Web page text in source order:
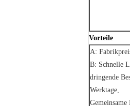
Vorteile
A:
B: Schnelle
dringende
Werktage,